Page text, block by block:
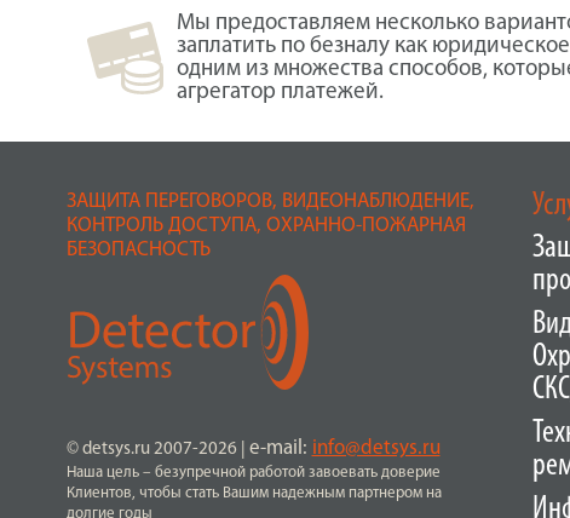
Мы предоставляем несколько
заплатить по безналу как
одним из множества способов,
агрегатор платежей.
ЗАЩИТА ПЕРЕГОВОРОВ, ВИДЕОНАБЛЮДЕНИЕ,
КОНТРОЛЬ ДОСТУПА, ОХРАННО-ПОЖАРНАЯ
БЕЗОПАСНОСТЬ
© detsys.ru 2007-2026 e-mail: info@detsys.ru
Наша цель – безупречной работой завоевать доверие
Клиентов, чтобы стать Вашим надежным партнером на
долгие годы